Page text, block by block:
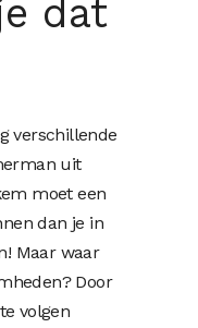
dat
verschillende
uit
moet een
dan je in
Maar waar
Door
te volgen